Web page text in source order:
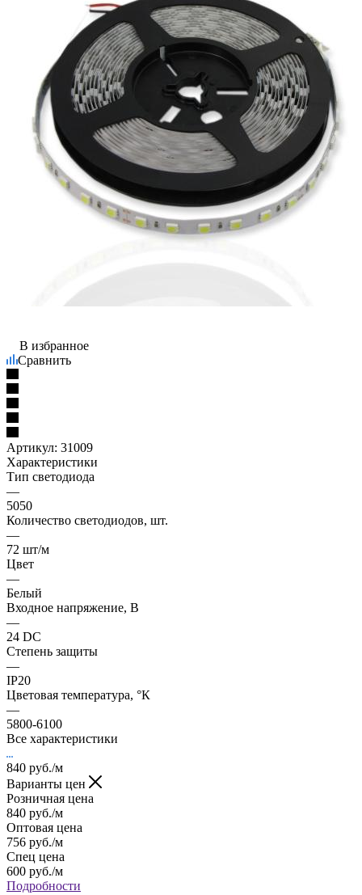
В избранное
Сравнить
Артикул: 31009
Характеристики
Тип светодиода
—
5050
Количество светодиодов, шт.
—
72 шт/м
Цвет
—
Белый
Входное напряжение, В
—
24 DC
Степень защиты
—
IP20
Цветовая температура, °К
—
5800-6100
Все характеристики
840 руб./м
Варианты цен
Розничная цена
840 руб./м
Оптовая цена
756 руб./м
Спец цена
600 руб./м
Подробности